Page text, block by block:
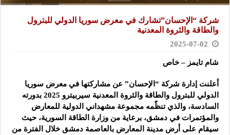
شركة “الإحسان”تشارك في معرض سوريا الدولي للبترول
والطاقة والثروة المعدنية
2025-07-02
شام تايمز – خاص
أعلنت إدارة شركة “الإحسان” عن مشاركتها في معرض سوريا
الدولي للبترول والطاقة والثروة المعدنية سيربيترو 2025 بدورته
السادسة، والذي تنظّمه مجموعة مشهداني الدولية للمعارض
والمؤتمرات في دمشق، برعاية من وزارة الطاقة السورية، حيث
سيقام على أرض مدينة المعارض بالعاصمة دمشق خلال الفترة من